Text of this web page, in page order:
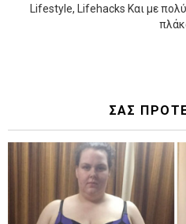
Lifestyle, Lifehacks Και με
ΣΑΣ